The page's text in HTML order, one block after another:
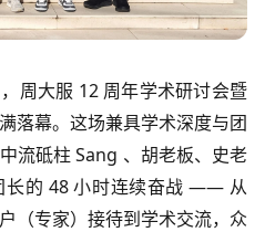
周大服 12 周年学术研讨会暨
落幕。这场兼具学术深度与团
流砥柱 Sang 、胡老板、史老
长的 48 小时连续奋战 —— 从
（专家）接待到学术交流，众